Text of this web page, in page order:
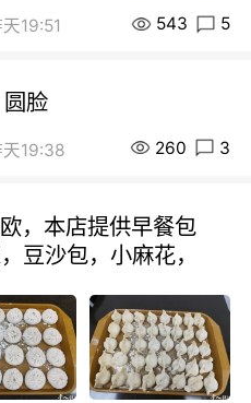
天19:51 543 5
脸
天19:38 260 3
，本店提供早餐包
豆沙包，小麻花，